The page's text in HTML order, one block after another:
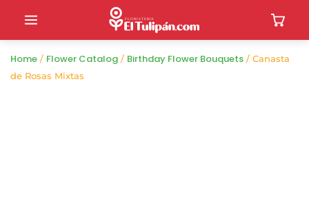
Home / Flower Catalog / Birthday Flower Bouquets / Canasta
de Rosas Mixtas